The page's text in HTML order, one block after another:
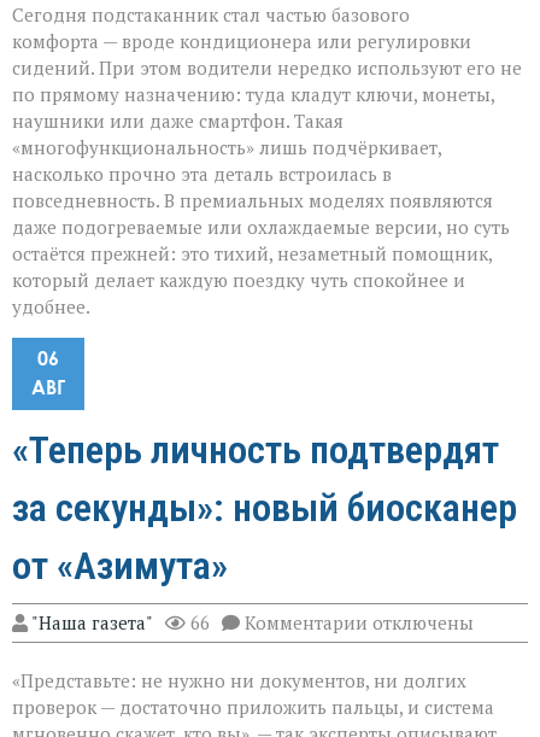
Сегодня подстаканник стал частью базового
комфорта — вроде кондиционера или регулировки
сидений. При этом водители нередко используют его не
по прямому назначению: туда кладут ключи, монеты,
наушники или даже смартфон. Такая
«многофункциональность» лишь подчёркивает,
насколько прочно эта деталь встроилась в
повседневность. В премиальных моделях появляются
даже подогреваемые или охлаждаемые версии, но суть
остаётся прежней: это тихий, незаметный помощник,
который делает каждую поездку чуть спокойнее и
удобнее.
06
АВГ
«Теперь личность подтвердят
за секунды»: новый биосканер
от «Азимута»
"Наша газета" 66 Комментарии к
записи
личность
подтвердят
за
отключены
«Представьте: не нужно ни документов, ни долгих
проверок — достаточно приложить пальцы, и система